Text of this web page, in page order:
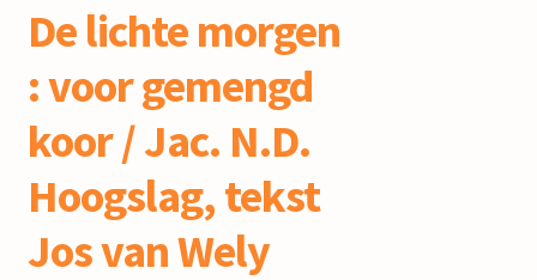
De lichte morgen
: voor gemengd
koor / Jac. N.D.
Hoogslag, tekst
Jos van Wely